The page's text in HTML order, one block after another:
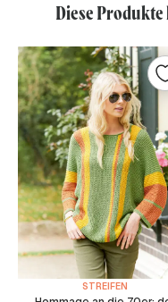
Diese
STREIFEN